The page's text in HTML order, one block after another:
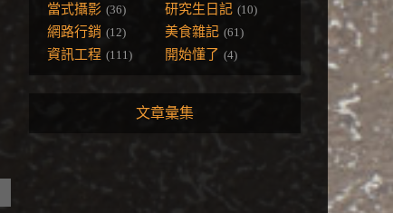
當式攝影 (36) 研究生日記 (10)
網路行銷 (12) 美食雜記 (61)
資訊工程 (111) 開始懂了 (4)
文章彙集